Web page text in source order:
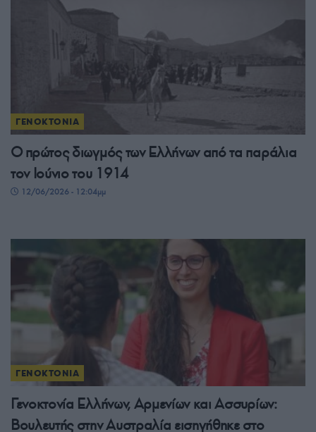
ΓΕΝΟΚΤΟΝΙΑ
Ο πρώτος διωγμός των Ελλήνων από τα παράλια
τον Ιούνιο του 1914
12/06/2026 - 12:04μμ
ΓΕΝΟΚΤΟΝΙΑ
Γενοκτονία Ελλήνων, Αρμενίων και Ασσυρίων:
Βουλευτής στην Αυστραλία εισηγήθηκε στο